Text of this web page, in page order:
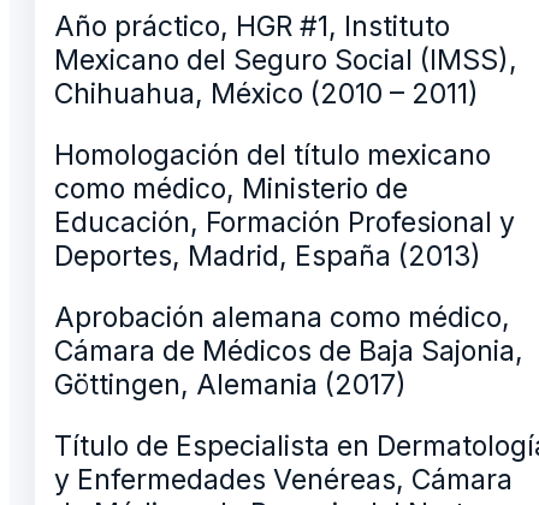
Año práctico, HGR #1, Instituto
Mexicano del Seguro Social (IMSS),
Chihuahua, México (2010 – 2011)
Homologación del título mexicano
como médico, Ministerio de
Educación, Formación Profesional y
Deportes, Madrid, España (2013)
Aprobación alemana como médico,
Cámara de Médicos de Baja Sajonia,
Göttingen, Alemania (2017)
Título de Especialista en
y Enfermedades Venéreas, Cámara